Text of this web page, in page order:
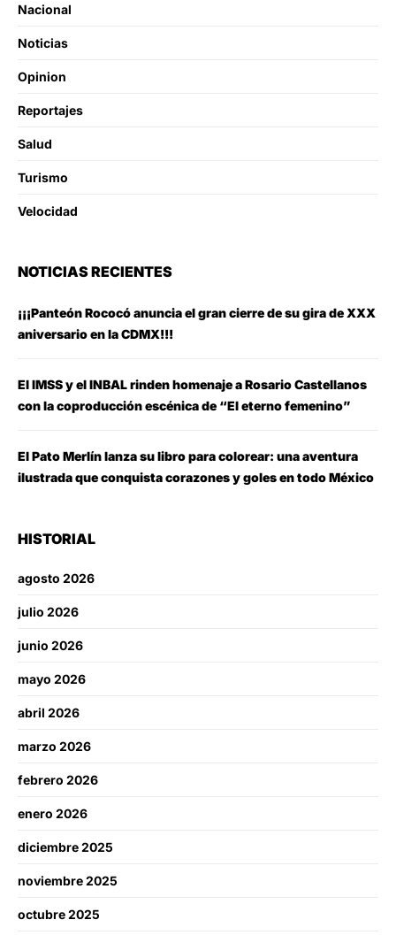
Nacional
Noticias
Opinion
Reportajes
Salud
Turismo
Velocidad
NOTICIAS RECIENTES
¡¡¡Panteón Rococó anuncia el gran cierre de su gira de XXX
aniversario en la CDMX!!!
El IMSS y el INBAL rinden homenaje a Rosario Castellanos
con la coproducción escénica de “El eterno femenino”
El Pato Merlín lanza su libro para colorear: una aventura
ilustrada que conquista corazones y goles en todo México
HISTORIAL
agosto 2026
julio 2026
junio 2026
mayo 2026
abril 2026
marzo 2026
febrero 2026
enero 2026
diciembre 2025
noviembre 2025
octubre 2025